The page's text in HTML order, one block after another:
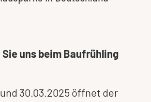
uns beim Baufrühling
30.03.2025 öffnet der